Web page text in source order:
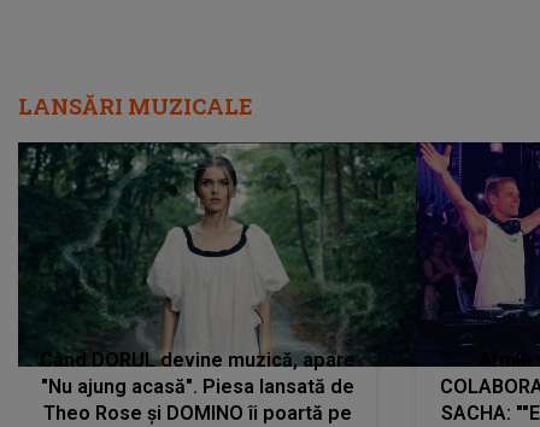
LANSĂRI MUZICALE
Când DORUL devine muzică, apare
"Nu ajung acasă". Piesa lansată de
Theo Rose și DOMINO îi poartă pe
SACHA: